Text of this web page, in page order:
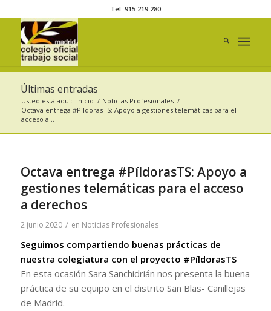
Tel. 915 219 280
Últimas entradas
Usted está aquí: Inicio / Noticias Profesionales /
Octava entrega #PíldorasTS: Apoyo a gestiones telemáticas para el
acceso a...
Octava entrega #PíldorasTS: Apoyo a
gestiones telemáticas para el acceso
a derechos
2 junio 2020 / en Noticias Profesionales
Seguimos compartiendo buenas prácticas de
nuestra colegiatura con el proyecto #PíldorasTS
En esta ocasión Sara Sanchidrián nos presenta la buena
práctica de su equipo en el distrito San Blas- Canillejas
de Madrid.